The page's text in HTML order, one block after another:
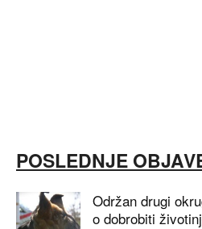
POSLEDNJE
Održan drugi
o dobrobiti